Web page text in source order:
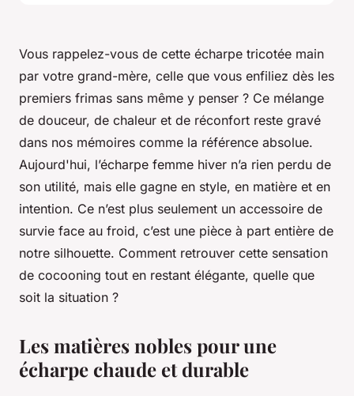
Vous rappelez-vous de cette écharpe tricotée main
par votre grand-mère, celle que vous enfiliez dès les
premiers frimas sans même y penser ? Ce mélange
de douceur, de chaleur et de réconfort reste gravé
dans nos mémoires comme la référence absolue.
Aujourd'hui, l’écharpe femme hiver n’a rien perdu de
son utilité, mais elle gagne en style, en matière et en
intention. Ce n’est plus seulement un accessoire de
survie face au froid, c’est une pièce à part entière de
notre silhouette. Comment retrouver cette sensation
de cocooning tout en restant élégante, quelle que
soit la situation ?
Les matières nobles pour une
écharpe chaude et durable